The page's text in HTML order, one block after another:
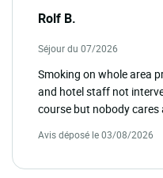
Rolf B.
Séjour du 07/2026
Smoking on whole area
and hotel staff not
course but nobody cares
Avis déposé le 03/08/2026